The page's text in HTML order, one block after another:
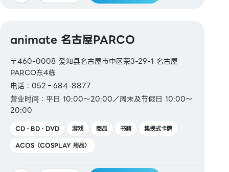
animate 名古屋PARCO
〒460-0008 爱知县名古屋市中区荣3-29-1 名古屋
PARCO东4栋
电话：052‐684-8877
营业时间：平日 10:00～20:00／周末及节假日 10:00～
20:00
CD・BD・DVD 游戏 商品 书籍
集换式卡牌
ACOS（COSPLAY 用品）